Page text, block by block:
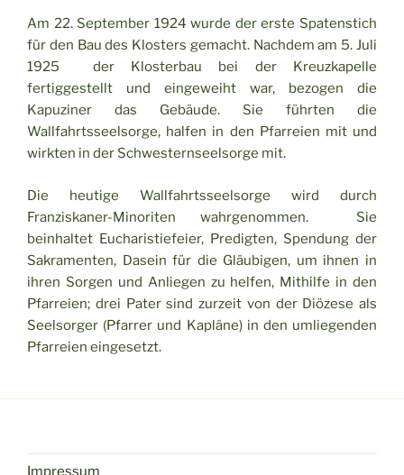
Am 22. September 1924 wurde der erste Spatenstich
für den Bau des Klosters gemacht. Nachdem am 5. Juli
1925 der Klosterbau bei der Kreuzkapelle
fertiggestellt und eingeweiht war, bezogen die
Kapuziner das Gebäude. Sie führten die
Wallfahrtsseelsorge, halfen in den Pfarreien mit und
wirkten in der Schwesternseelsorge mit.
Die heutige Wallfahrtsseelsorge wird durch
Franziskaner-Minoriten wahrgenommen. Sie
beinhaltet Eucharistiefeier, Predigten, Spendung der
Sakramenten, Dasein für die Gläubigen, um ihnen in
ihren Sorgen und Anliegen zu helfen, Mithilfe in den
Pfarreien; drei Pater sind zurzeit von der Diözese als
Seelsorger (Pfarrer und Kapläne) in den umliegenden
Pfarreien eingesetzt.
Impressum